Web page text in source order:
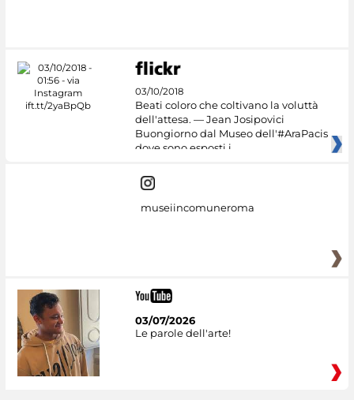
03/10/2018
Beati coloro che coltivano la voluttà
dell'attesa. — Jean Josipovici
Buongiorno dal Museo dell'#AraPacis
dove sono esposti i
museiincomuneroma
03/07/2026
Le parole dell'arte!